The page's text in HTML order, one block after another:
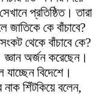
প্রতিষ্ঠিত। তারা
কে বাঁচাবে?
থেকে বাঁচাবে কে?
জ্ঞান অর্জন করেছেন।
বিদেশে।
শিঁটকিয়ে বলেন,